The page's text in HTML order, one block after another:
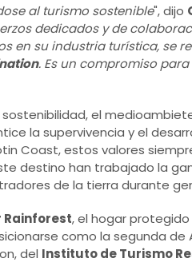
al turismo sostenible", dijo
dedicados y de
en su industria turística, se
. Es un compromiso
el
la supervivencia y el
Coast, estos valores
destino han trabajado la
de la tierra durante
Rainforest, el hogar protegido
como la segunda
del Instituto de Turismo